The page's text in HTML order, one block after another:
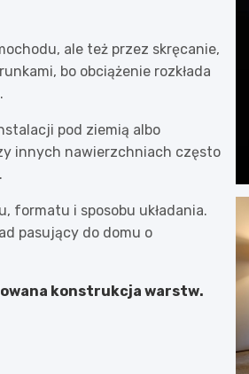
ale też przez skręcanie,
bo obciążenie rozkłada
pod ziemią albo
innych nawierzchniach często
formatu i sposobu układania.
pasujący do domu o
konstrukcja warstw.